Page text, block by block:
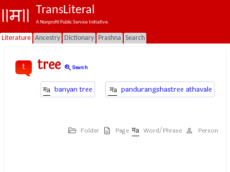
TransLiteral
A Nonprofit Public Service Initiative.
Literature Ancestry Dictionary Prashna Search
t tree zoom_inSearch
banyan tree pandurangshastree athavale
Folder Page Word/Phrase Person